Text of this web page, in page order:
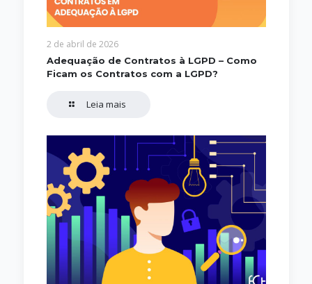
2 de abril de 2026
Adequação de Contratos à LGPD – Como
Ficam os Contratos com a LGPD?
Leia mais